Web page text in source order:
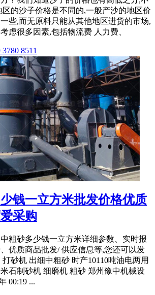
区的沙子价格是不同的,一般产沙的地区价
些,而无原料只能从其他地区进货的市场,
虑很多因素,包括物流费 人力费、
8511
钱一立方米批发价格优质
采购
粗砂多少钱一立方米详细参数、实时报
优质商品批发/ 供应信息等,您还可以发
砂机 出细中粗砂 时产10110吨油电两用
石制砂机 细磨机 粗砂 郑州豫中机械设
00:19 ...